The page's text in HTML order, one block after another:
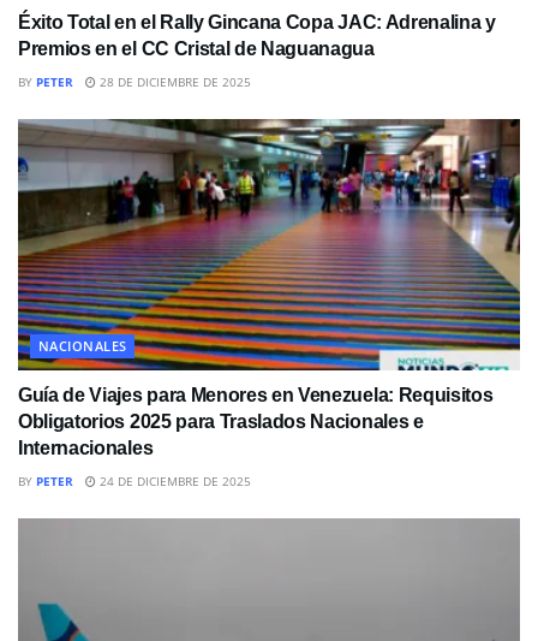
Éxito Total en el Rally Gincana Copa JAC: Adrenalina y
Premios en el CC Cristal de Naguanagua
BY PETER 28 DE DICIEMBRE DE 2025
NACIONALES
Guía de Viajes para Menores en Venezuela: Requisitos
Obligatorios 2025 para Traslados Nacionales e
Internacionales
BY PETER 24 DE DICIEMBRE DE 2025